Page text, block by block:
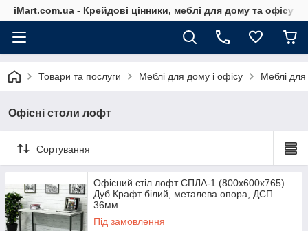
iMart.com.ua - Крейдові цінники, меблі для дому та офісу,
Товари та послуги Меблі для дому і офісу Меблі
Офісні столи лофт
Сортування
Офісний стіл лофт СПЛА-1 (800x600x765)
Дуб Крафт білий, металева опора, ДСП
36мм
Під замовлення